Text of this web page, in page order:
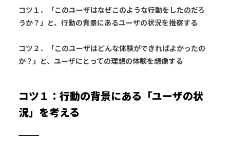
コツ１．「このユーザはなぜこのような行動をしたのだろ
うか？」と、行動の背景にあるユーザの状況を推察する
コツ２．「このユーザはどんな体験ができればよかったの
か？」と、ユーザにとっての理想の体験を想像する
コツ１：行動の背景にある「ユーザの状
況」を考える